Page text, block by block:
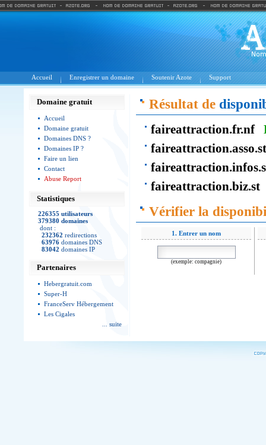
Accueil Enregistrer un domaine Soutenir Azote Support
Domaine gratuit
Accueil
Domaine gratuit
Domaines DNS ?
Domaines IP ?
Faire un lien
Contact
Abuse Report
Statistiques
226355 utilisateurs
379380 domaines
dont :
232362 redirections
63976 domaines DNS
83042 domaines IP
Partenaires
Hebergratuit.com
Super-H
FranceServ Hébergement
Les Cigales
... suite
Résultat de
faireattraction.fr.nf
faireattraction.biz.st
Vérifier la
1. Entrer un nom
(exemple: compagnie)